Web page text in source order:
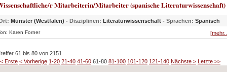
r Mitarbeiterin/Mitarbeiter (spanische Literaturwissenschaft)
Münster (Westfalen) - Disziplinen: Literaturwissenschaft - Sprachen: Spanisch
Karen Forner
61 bis 80 von 2151
Erste < Vorherige 1-20 21-40 41-60 61-80 81-100 101-120 121-140 Nächste > Letzte >>